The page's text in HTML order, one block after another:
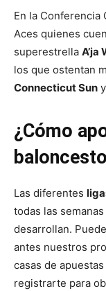
En la Conferencia
Aces quienes
superestrella A’ja
los que ostentan
Connecticut Sun y
¿Cómo
Las diferentes
todas las
desarrollan.
antes nuestros
casas de
registrarte para